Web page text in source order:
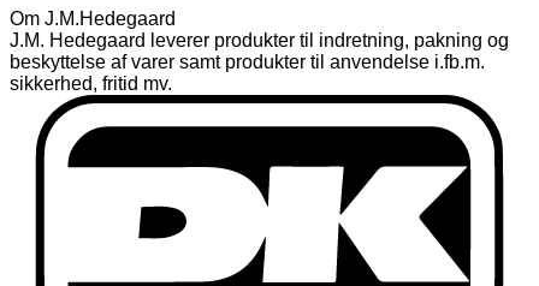
Om J.M.Hedegaard
J.M. Hedegaard leverer produkter til indretning, pakning og
beskyttelse af varer samt produkter til anvendelse i.fb.m.
sikkerhed, fritid mv.